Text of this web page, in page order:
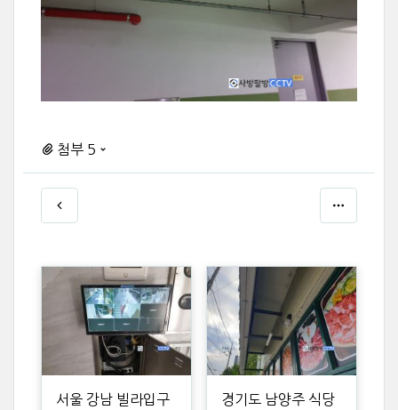
첨부 5
서울 강남 빌라입구
경기도 남양주 식당